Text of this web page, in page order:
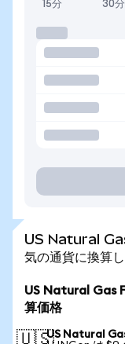
15分 30分
US Natural
気の通貨に換算
US Natural Gas
算価格
🇺🇸US Natural